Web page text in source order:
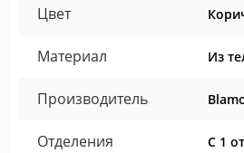
Цвет
Материал Из
Производитель
Отделения С 1